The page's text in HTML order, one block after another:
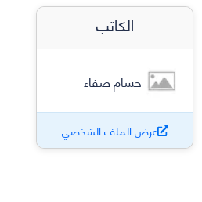
الكاتب
حسام صفاء
عرض الملف الشخصي